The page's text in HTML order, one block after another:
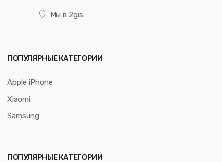
Мы в 2gis
ПОПУЛЯРНЫЕ КАТЕГОРИИ
Apple iPhone
Xiaomi
Samsung
ПОПУЛЯРНЫЕ КАТЕГОРИИ